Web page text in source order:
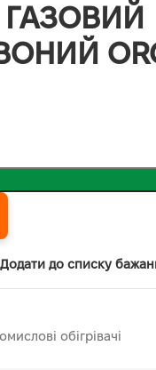
ГАЗОВИЙ
Додати до списку
обігрівачі